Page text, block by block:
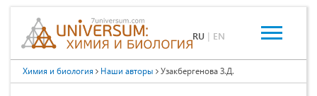
RU | EN
Химия и биология Наши авторы Узакбергенова З.Д.